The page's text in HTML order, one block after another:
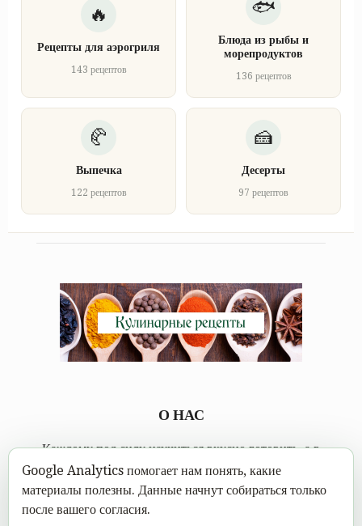
Рецепты для аэрогриля
143 рецептов
Блюда из рыбы и
морепродуктов
136 рецептов
Выпечка
122 рецептов
Десерты
97 рецептов
О НАС
Каждому под силу научиться вкусно готовить, а в
современном мире это можно сделать не выходя из дома.
Достаточно открыть Mastereat.ru с нашими вкусными
кулинарными рецептами, выбрать вкусное блюдо и следовать
Google Analytics помогает нам понять, какие
материалы полезны. Данные начнут собираться только
после вашего согласия.